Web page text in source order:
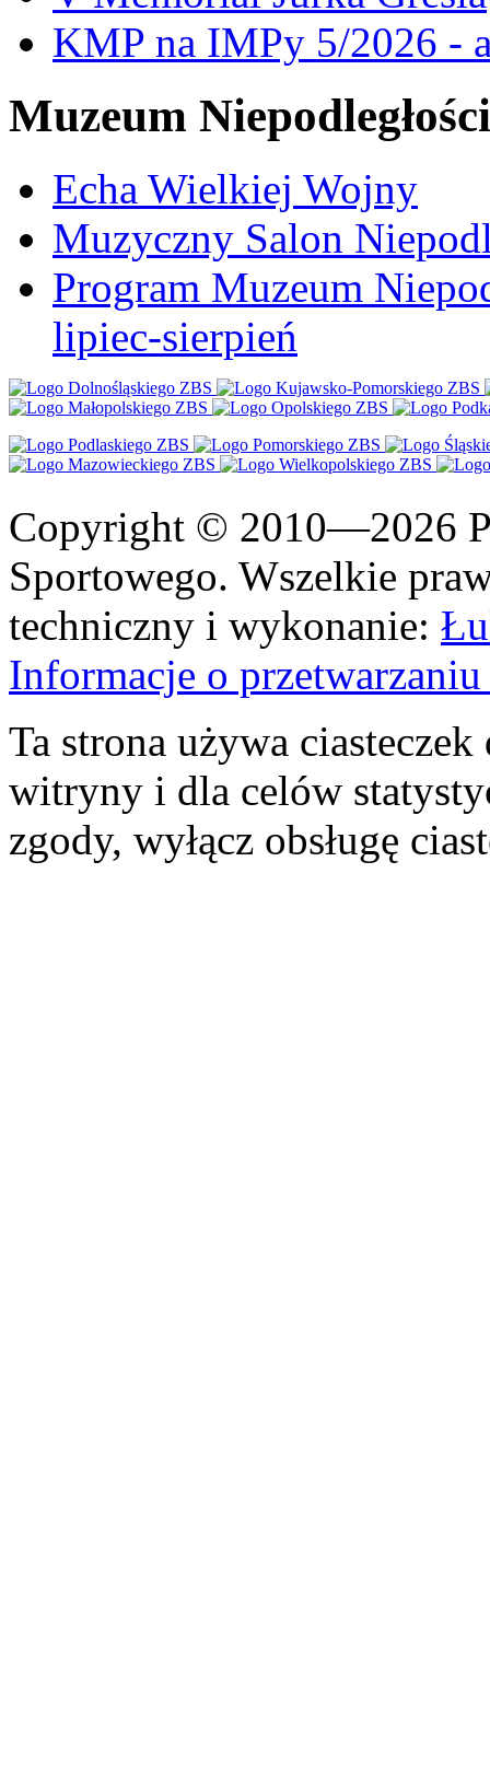
KMP na IMPy 5/2026 -
Muzeum Niepodległości
Echa Wielkiej Wojny
Muzyczny Salon
Program Muzeum
lipiec-sierpień
Copyright © 2010—2026
Sportowego. Wszelkie
techniczny i wykonanie:
Informacje o
Ta strona używa
witryny i dla celów
zgody, wyłącz obsługę